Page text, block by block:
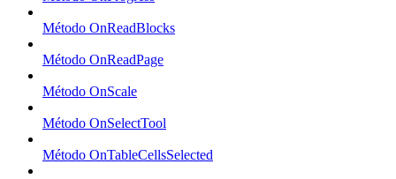
Método OnReadBlocks
Método OnReadPage
Método OnScale
Método OnSelectTool
Método OnTableCellsSelected